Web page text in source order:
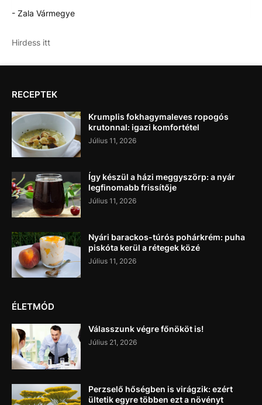
- Zala Vármegye
Hirdess itt
RECEPTEK
Krumplis fokhagymaleves ropogós
krutonnal: igazi komfortétel
Július 11, 2026
Így készül a házi meggyszörp: a nyár
legfinomabb frissítője
Július 11, 2026
Nyári barackos-túrós pohárkrém: puha
piskóta kerül a rétegek közé
Július 11, 2026
ÉLETMÓD
Válasszunk végre főnököt is!
Július 21, 2026
Perzselő hőségben is virágzik: ezért
ültetik egyre többen ezt a növényt